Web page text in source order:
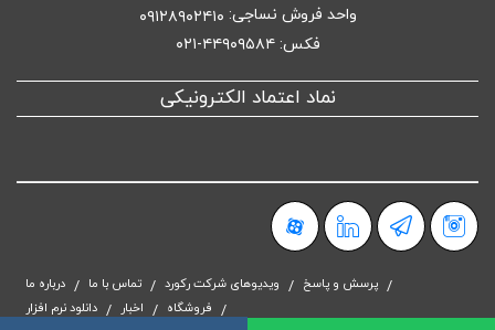
واحد فروش نساجی: ۰۹۱۲۸۹۰۲۴۱۰
فکس: ۴۴۹۰۹۵۸۴-۰۲۱
نماد اعتماد الکترونیکی
درباره ما تماس با ما ویدیوهای شرکت رکورد
پرسش و پاسخ
دانلود نرم افزار
اخبار فروشگاه